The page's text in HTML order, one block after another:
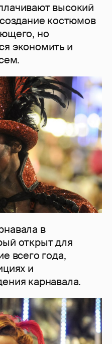
высокий
костюмов
но
экономить и
в
открыт для
всего года,
и
карнавала.